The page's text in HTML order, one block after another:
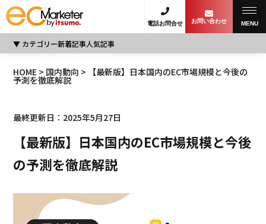
電話お問合せ お問い合わせ MENU
カテゴリー新着記事人気記事
HOME > 国内動向 > 【最新版】日本国内のEC市場規模と今後の
予測を徹底解説
最終更新日：2025年5月27日
【最新版】日本国内のEC市場規模と今後
の予測を徹底解説